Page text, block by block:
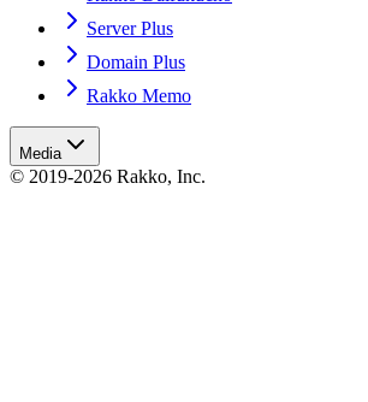
Server Plus
Domain Plus
Rakko Memo
Media
© 2019-2026 Rakko, Inc.